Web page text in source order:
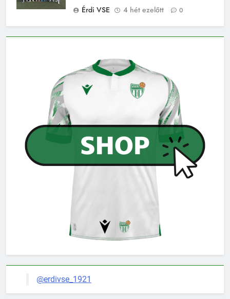
Érdi VSE
4 hét ezelőtt 0
@erdivse_1921